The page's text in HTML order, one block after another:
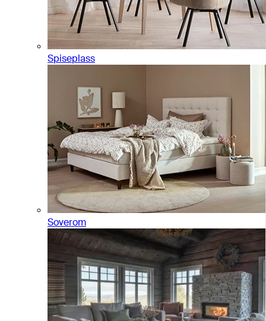
Spiseplass
Soverom